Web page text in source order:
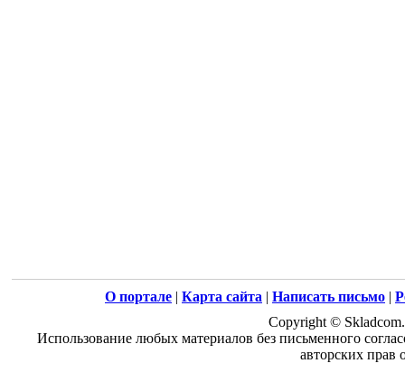
О портале | Карта сайта | Написать письмо |
Copyright ©
Использование любых материалов без письменного
авторских прав